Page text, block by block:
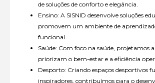
de soluções de conforto e elegância.
Ensino: A SISNID desenvolve soluções
promovem um ambiente de
funcional.
Saúde: Com foco na saúde, projetamos
priorizam o bem-estar e a eficiência
Desporto: Criando espaços desportivos
inspiradores, contribuímos para o